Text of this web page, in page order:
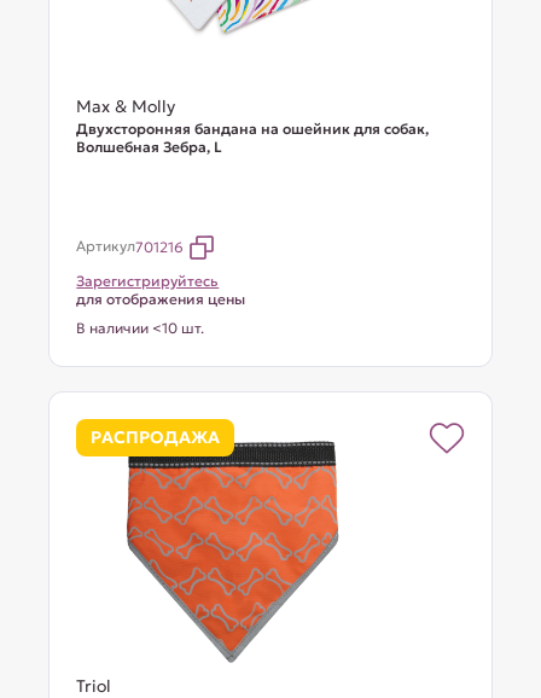
Max & Molly
Двухсторонняя бандана на ошейник для собак,
Волшебная Зебра, L
Артикул701216
Зарегистрируйтесь
для отображения цены
В наличии <10 шт.
РАСПРОДАЖА
Triol